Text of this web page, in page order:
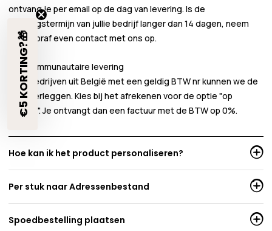
ontvang je per email op de dag van levering. Is de
betalingstermijn van jullie bedrijf langer dan 14 dagen, neem
dan vooraf even contact met ons op.
Intracommunautaire levering
Voor bedrijven uit België met een geldig BTW nr kunnen we de
BTW verleggen. Kies bij het afrekenen voor de optie "op
factuur". Je ontvangt dan een factuur met de BTW op 0%.
Hoe kan ik het product personaliseren?
Per stuk naar Adressenbestand
Spoedbestelling plaatsen
€5 KORTING?🎁